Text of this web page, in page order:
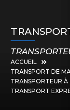
ACCUEIL
TRANSPORT DE
TRANSPORTEUR À
TRANSPORT